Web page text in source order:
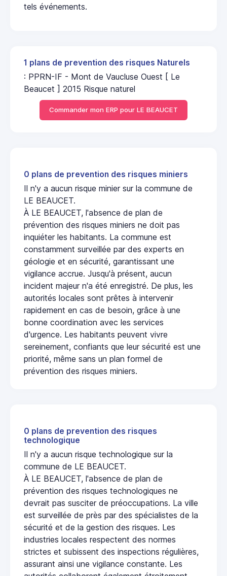
tels événements.
1 plans de prevention des risques Naturels
: PPRN-IF - Mont de Vaucluse Ouest [ Le
Beaucet ] 2015 Risque naturel
Commander mon ERP pour LE BEAUCET
0 plans de prevention des risques miniers
Il n'y a aucun risque minier sur la commune de
LE BEAUCET.
À LE BEAUCET, l'absence de plan de
prévention des risques miniers ne doit pas
inquiéter les habitants. La commune est
constamment surveillée par des experts en
géologie et en sécurité, garantissant une
vigilance accrue. Jusqu'à présent, aucun
incident majeur n'a été enregistré. De plus, les
autorités locales sont prêtes à intervenir
rapidement en cas de besoin, grâce à une
bonne coordination avec les services
d'urgence. Les habitants peuvent vivre
sereinement, confiants que leur sécurité est une
priorité, même sans un plan formel de
prévention des risques miniers.
0 plans de prevention des risques
technologique
Il n'y a aucun risque technologique sur la
commune de LE BEAUCET.
À LE BEAUCET, l'absence de plan de
prévention des risques technologiques ne
devrait pas susciter de préoccupations. La ville
est surveillée de près par des spécialistes de la
sécurité et de la gestion des risques. Les
industries locales respectent des normes
strictes et subissent des inspections régulières,
assurant ainsi une vigilance constante. Les